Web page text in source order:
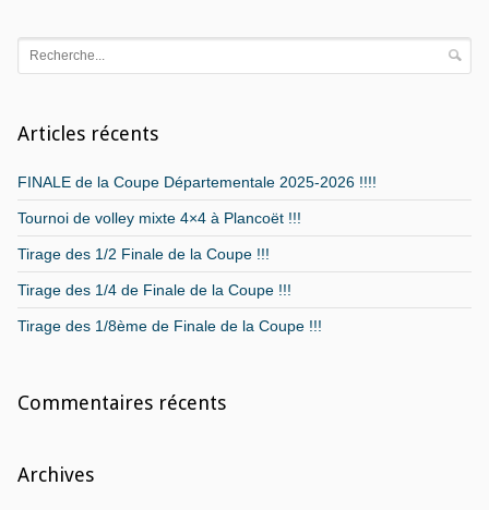
Articles récents
FINALE de la Coupe Départementale 2025-2026 !!!!
Tournoi de volley mixte 4×4 à Plancoët !!!
Tirage des 1/2 Finale de la Coupe !!!
Tirage des 1/4 de Finale de la Coupe !!!
Tirage des 1/8ème de Finale de la Coupe !!!
Commentaires récents
Archives